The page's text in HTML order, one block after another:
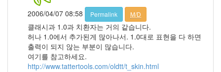
2006/04/07 08:58
Permalink M/D
클래시과 1.0과 치환자는 거의 같습니다.
허나 1.0에서 추가된게 많아나서. 1.0대로 표현을 다 하면
출력이 되지 않는 부분이 많습니다.
여기를 참고하세요.
http://www.tattertools.com/oldtt/t_skin.html
2006